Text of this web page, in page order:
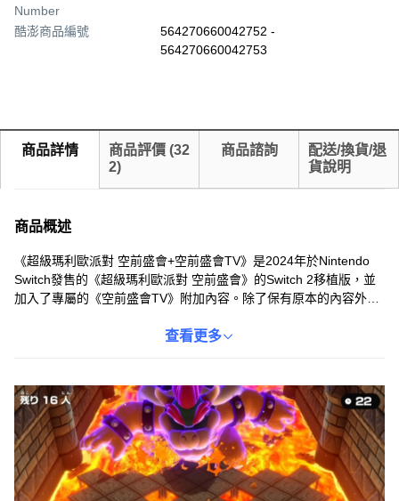
Number
酷澎商品編號
564270660042752 -
564270660042753
商品詳情 商品評價 (32
2)
商品諮詢
配送/換貨/退
貨說明
商品概述
《超級瑪利歐派對 空前盛會+空前盛會TV》是2024年於Nintendo
Switch發售的《超級瑪利歐派對 空前盛會》的Switch 2移植版，並
加入了專屬的《空前盛會TV》附加內容。除了保有原本的內容外，
專門對應的20種小遊戲。讓玩家在Switch 2上體驗更豐富、更多元
查看更多